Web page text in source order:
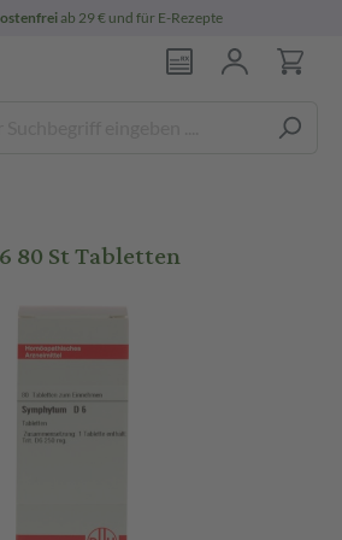
ab 29 € und für E-Rezepte
80 St Tabletten